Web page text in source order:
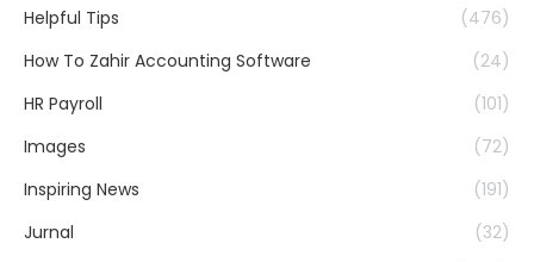
Helpful Tips
(476)
How To Zahir Accounting Software
(24)
HR Payroll
(101)
Images
(72)
Inspiring News
(191)
Jurnal
(32)